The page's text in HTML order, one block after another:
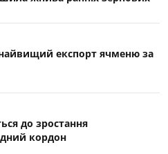
експорт ячменю за
до зростання
кордон